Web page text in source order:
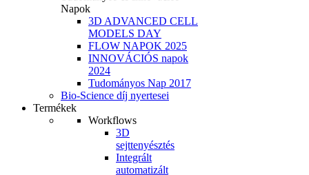
Napok
3D ADVANCED CELL
MODELS DAY
FLOW NAPOK 2025
INNOVÁCIÓS napok
2024
Tudományos Nap 2017
Bio-Science díj nyertesei
Termékek
Workflows
3D
sejttenyésztés
Integrált
automatizált